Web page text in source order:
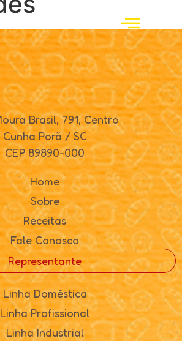
Brasil, 791, Centro
Cunha Porã / SC
CEP 89890-000
Home
Sobre
Receitas
Fale Conosco
Representante
Linha Doméstica
Linha Profissional
Linha Industrial